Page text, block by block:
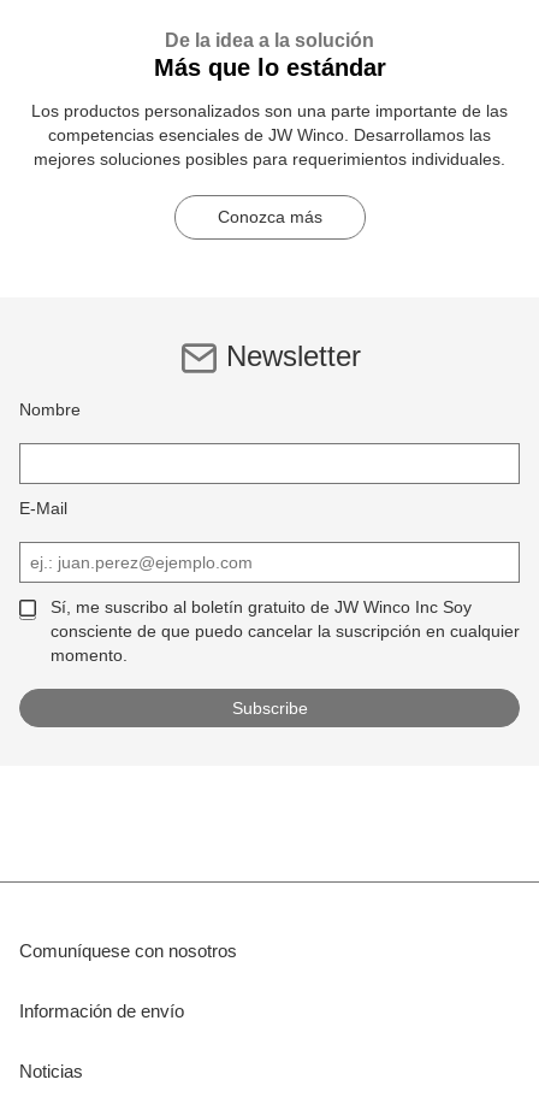
De la idea a la solución
Más que lo estándar
Los productos personalizados son una parte importante de las
competencias esenciales de JW Winco. Desarrollamos las
mejores soluciones posibles para requerimientos individuales.
Conozca más
Newsletter
Nombre
E-Mail
Sí, me suscribo al boletín gratuito de JW Winco Inc Soy
consciente de que puedo cancelar la suscripción en cualquier
momento.
Comuníquese con nosotros
Información de envío
Noticias